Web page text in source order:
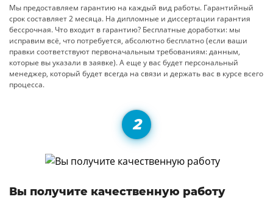
Мы предоставляем гарантию на каждый вид работы. Гарантийный
срок составляет 2 месяца. На дипломные и диссертации гарантия
бессрочная. Что входит в гарантию? Бесплатные доработки: мы
исправим всё, что потребуется, абсолютно бесплатно (если ваши
правки соответствуют первоначальным требованиям: данным,
которые вы указали в заявке). А еще у вас будет персональный
менеджер, который будет всегда на связи и держать вас в курсе всего
процесса.
Вы получите качественную работу